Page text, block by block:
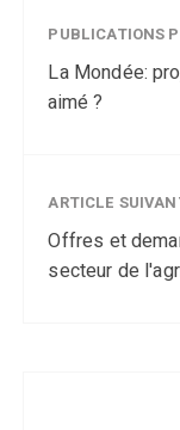
PUBLICATIONS
La Mondée:
aimé ?
ARTICLE
Offres et
secteur de